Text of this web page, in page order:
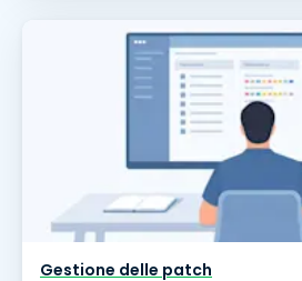
Gestione delle patch